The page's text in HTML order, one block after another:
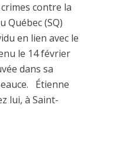
contre la
Québec (SQ)
en lien avec le
le 14 février
dans sa
Étienne
lui, à Saint-